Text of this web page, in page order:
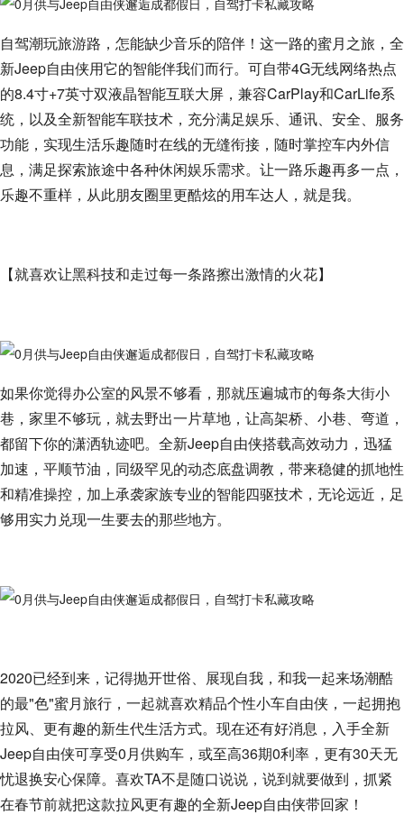
自驾潮玩旅游路，怎能缺少音乐的陪伴！这一路的蜜月之旅，全
新Jeep自由侠用它的智能伴我们而行。可自带4G无线网络热点
的8.4寸+7英寸双液晶智能互联大屏，兼容CarPlay和CarLife系
统，以及全新智能车联技术，充分满足娱乐、通讯、安全、服务
功能，实现生活乐趣随时在线的无缝衔接，随时掌控车内外信
息，满足探索旅途中各种休闲娱乐需求。让一路乐趣再多一点，
乐趣不重样，从此朋友圈里更酷炫的用车达人，就是我。
【就喜欢让黑科技和走过每一条路擦出激情的火花】
如果你觉得办公室的风景不够看，那就压遍城市的每条大街小
巷，家里不够玩，就去野出一片草地，让高架桥、小巷、弯道，
都留下你的潇洒轨迹吧。全新Jeep自由侠搭载高效动力，迅猛
加速，平顺节油，同级罕见的动态底盘调教，带来稳健的抓地性
和精准操控，加上承袭家族专业的智能四驱技术，无论远近，足
够用实力兑现一生要去的那些地方。
2020已经到来，记得抛开世俗、展现自我，和我一起来场潮酷
的最"色"蜜月旅行，一起就喜欢精品个性小车自由侠，一起拥抱
拉风、更有趣的新生代生活方式。现在还有好消息，入手全新
Jeep自由侠可享受0月供购车，或至高36期0利率，更有30天无
忧退换安心保障。喜欢TA不是随口说说，说到就要做到，抓紧
在春节前就把这款拉风更有趣的全新Jeep自由侠带回家！